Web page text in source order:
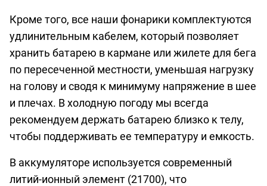
Кроме того, все наши фонарики комплектуются
удлинительным кабелем, который позволяет
хранить батарею в кармане или жилете для бега
по пересеченной местности, уменьшая нагрузку
на голову и сводя к минимуму напряжение в шее
и плечах. В холодную погоду мы всегда
рекомендуем держать батарею близко к телу,
чтобы поддерживать ее температуру и емкость.
В аккумуляторе используется современный
литий-ионный элемент (21700), что